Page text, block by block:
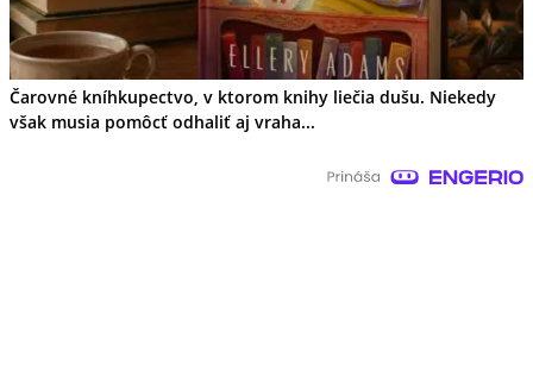
Čarovné kníhkupectvo, v ktorom knihy liečia dušu. Niekedy
však musia pomôcť odhaliť aj vraha...